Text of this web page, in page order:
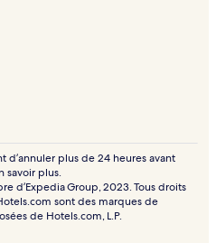
d’annuler plus de 24 heures avant
savoir plus.
d’Expedia Group, 2023. Tous droits
sont des marques de
de Hotels.com, L.P.